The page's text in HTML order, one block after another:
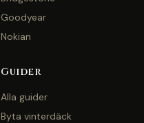
Goodyear
Nokian
Guider
Alla guider
Byta vinterdäck